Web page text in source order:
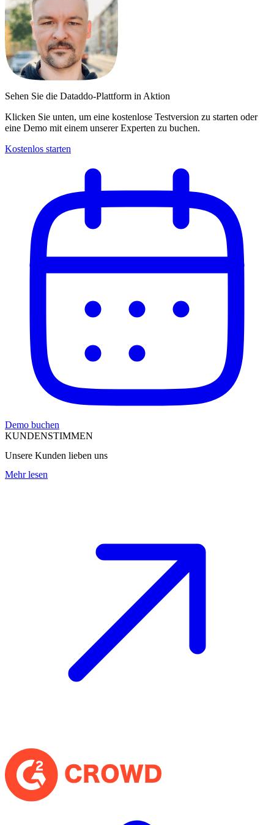
Sehen Sie die Dataddo-Plattform in Aktion
Klicken Sie unten, um eine kostenlose Testversion zu starten oder
eine Demo mit einem unserer Experten zu buchen.
Kostenlos starten
Demo buchen
KUNDENSTIMMEN
Unsere Kunden lieben uns
Mehr lesen